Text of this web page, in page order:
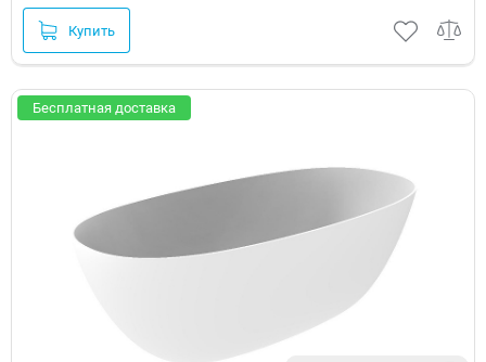
Купить
Бесплатная доставка